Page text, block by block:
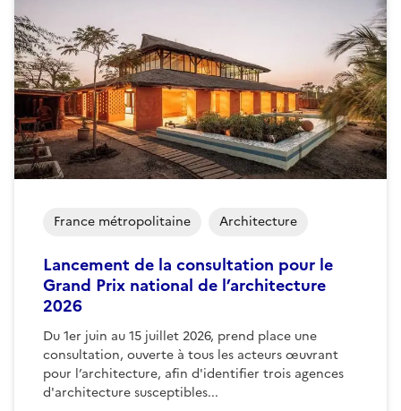
Lancement de la consultation pour le
Grand Prix national de l’architecture
2026
Du 1er juin au 15 juillet 2026, prend place une
consultation, ouverte à tous les acteurs œuvrant
pour l’architecture, afin d'identifier trois agences
d'architecture susceptibles...
France métropolitaine Architecture